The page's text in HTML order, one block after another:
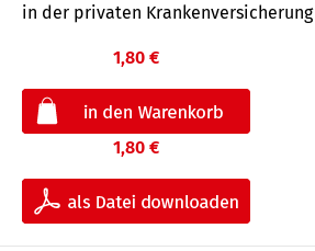
in der privaten Kran­ken­ver­siche­rung
1,80 €
1,80 €